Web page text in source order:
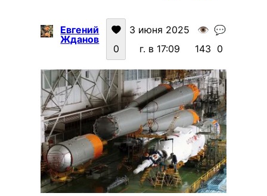
Евгений
Жданов
0
3 июня 2025
г. в 17:09
👁️
143
💬
0